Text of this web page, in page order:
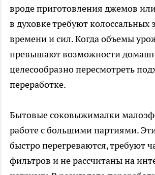
вроде приготовления джемов
в духовке требуют колоссальных
времени и сил. Когда объемы
превышают возможности
целесообразно пересмотреть
переработке.
Бытовые соковыжималки
работе с большими партиями.
быстро перегреваются, требуют
фильтров и не рассчитаны на